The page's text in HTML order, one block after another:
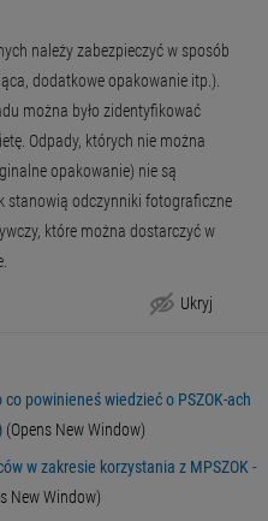
Ukryj
należy zabezpieczyć w sposób
dodatkowe opakowanie itp.).
można było zidentyfikować
Odpady, których nie można
opakowanie) nie są
stanowią odczynniki fotograficzne
które można dostarczyć w
co powinieneś wiedzieć o PSZOK-ach
(Opens New Window)
w zakresie korzystania z MPSZOK -
New Window)